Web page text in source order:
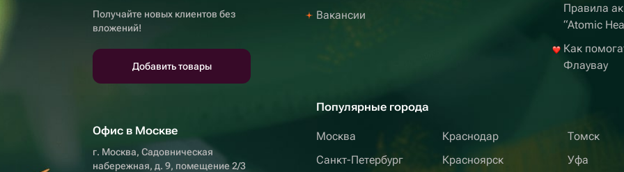
Получайте новых клиентов без
вложений!
Добавить товары
Офис в Москве
г. Москва, Садовническая
набережная, д. 9, помещение 2/3
Вакансии
Правила
“Atomic
Как
Флаувау
Популярные города
Москва
Санкт-Петербург
Краснодар
Красноярск
Томск
Уфа